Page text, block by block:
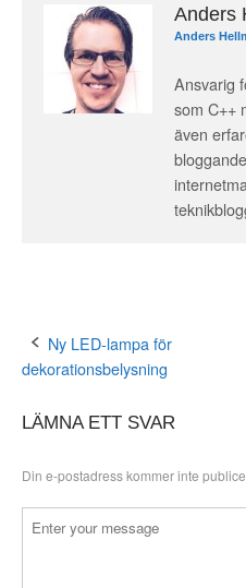
Anders
Anders
Ansvarig
som C++
även
Post
Ny LED-lampa för
dekorationsbelysning
LÄMNA ETT SVAR
Din e-postadress kommer inte
Kommentar